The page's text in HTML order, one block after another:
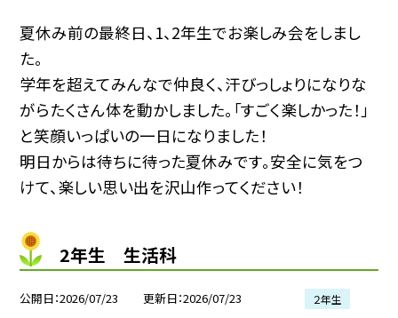
夏休み前の最終日、1、2年生でお楽しみ会をしまし
た。
学年を超えてみんなで仲良く、汗びっしょりになりな
がらたくさん体を動かしました。「すごく楽しかった！」
と笑顔いっぱいの一日になりました！
明日からは待ちに待った夏休みです。安全に気をつ
けて、楽しい思い出を沢山作ってください！
2年生 生活科
公開日 2026/07/23 更新日 2026/07/23 ２年生